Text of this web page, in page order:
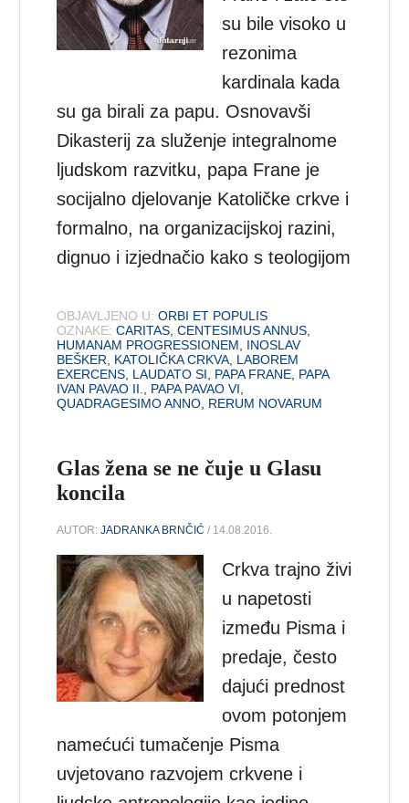
su bile visoko u
rezonima
kardinala kada
su ga birali za papu. Osnovavši
Dikasterij za služenje integralnome
ljudskom razvitku, papa Frane je
socijalno djelovanje Katoličke crkve i
formalno, na organizacijskoj razini,
dignuo i izjednačio kako s teologijom
OBJAVLJENO U: ORBI ET POPULIS
OZNAKE: CARITAS ,CENTESIMUS ANNUS
HUMANAM PROGRESSIONEM
INOSLAV
BEŠKER
KATOLIČKA CRKVA LABOREM
EXERCENS LAUDATO SI PAPA FRANE PAPA
IVAN PAVAO II.
PAPA PAVAO VI
QUADRAGESIMO ANNO RERUM NOVARUM
Glas žena se ne čuje u Glasu
koncila
AUTOR:JADRANKA BRNČIĆ / 14.08.2016.
Crkva trajno živi
u napetosti
između Pisma i
predaje, često
dajući prednost
ovom potonjem
namećući tumačenje Pisma
uvjetovano razvojem crkvene i